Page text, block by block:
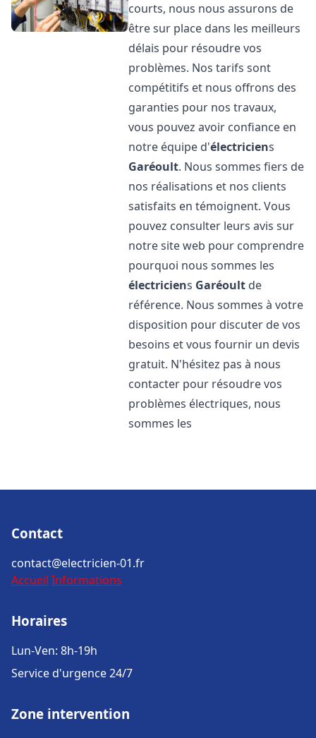
courts, nous nous assurons de
être sur place dans les meilleurs
délais pour résoudre vos
problèmes. Nos tarifs sont
compétitifs et nous offrons des
garanties pour nos travaux,
vous pouvez avoir confiance en
notre équipe d'électriciens
Garéoult. Nous sommes fiers de
nos réalisations et nos clients
satisfaits en témoignent. Vous
pouvez consulter leurs avis sur
notre site web pour comprendre
pourquoi nous sommes les
électriciens Garéoult de
référence. Nous sommes à votre
disposition pour discuter de vos
besoins et vous fournir un devis
gratuit. N'hésitez pas à nous
contacter pour résoudre vos
problèmes électriques, nous
sommes les
Contact
contact@electricien-01.fr
Accueil Informations
Horaires
Lun-Ven: 8h-19h
Service d'urgence 24/7
Zone intervention